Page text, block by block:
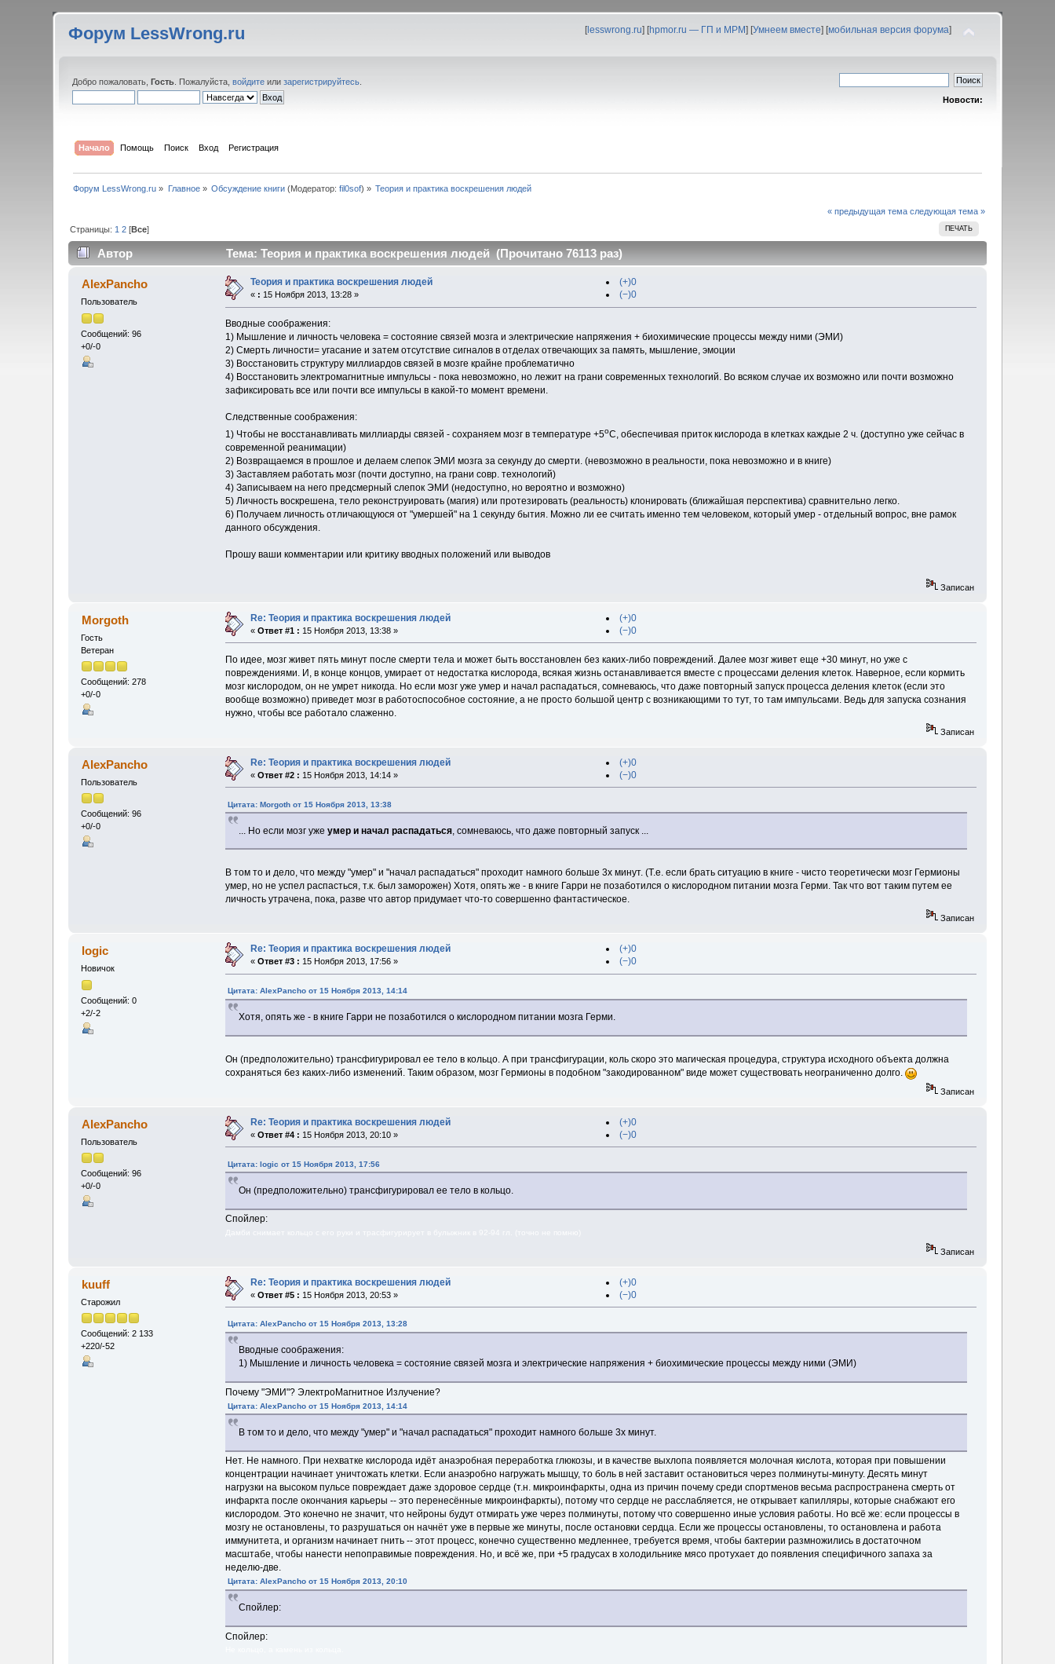
Форум LessWrong.ru [lesswrong.ru] [hpmor.ru — ГП и МРМ] [Умнеем вместе] [мобильная версия форума]
Добро пожаловать,Гость . Пожалуйста,войдите илизарегистрируйтесь
Новости:
Начало Помощь Поиск Вход Регистрация
Форум LessWrong.ru » Главное» Обсуждение книги (Модератор:fil0sof) » Теория и практика воскрешения людей
« предыдущая тема следующая тема »
ПЕЧАТЬ
Страницы: 1 2 [Все]
Автор Тема: Теория и практика воскрешения людей (Прочитано 76113 раз)
AlexPancho
Пользователь
Сообщений: 96
+0/-0
Теория и практика воскрешения людей
« : 15 Ноября 2013, 13:28 »
(+)0
(−)0
Вводные соображения:
1) Мышление и личность человека = состояние связей мозга и электрические напряжения + биохимические процессы между ними (ЭМИ)
2) Смерть личности= угасание и затем отсутствие сигналов в отделах отвечающих за память, мышление, эмоции
3) Восстановить структуру миллиардов связей в мозге крайне проблематично
4) Восстановить электромагнитные импульсы - пока невозможно, но лежит на грани современных технологий. Во всяком случае их возможно или почти возможно
зафиксировать все или почти все импульсы в какой-то момент времени.
Следственные соображения:
1) Чтобы не восстанавливать миллиарды связей - сохраняем мозг в температуре +5оС, обеспечивая приток кислорода в клетках каждые 2 ч. (доступно уже сейчас в
современной реанимации)
2) Возвращаемся в прошлое и делаем слепок ЭМИ мозга за секунду до смерти. (невозможно в реальности, пока невозможно и в книге)
3) Заставляем работать мозг (почти доступно, на грани совр. технологий)
4) Записываем на него предсмерный слепок ЭМИ (недоступно, но вероятно и возможно)
5) Личность воскрешена, тело реконструировать (магия) или протезировать (реальность) клонировать (ближайшая перспектива) сравнительно легко.
6) Получаем личность отличающуюся от "умершей" на 1 секунду бытия. Можно ли ее считать именно тем человеком, который умер - отдельный вопрос, вне рамок
данного обсуждения.
Прошу ваши комментарии или критику вводных положений или выводов
Записан
Morgoth
Гость
Ветеран
Сообщений: 278
+0/-0
Re: Теория и практика воскрешения людей
«Ответ #1 : 15 Ноября 2013, 13:38 »
(+)0
(−)0
По идее, мозг живет пять минут после смерти тела и может быть восстановлен без каких-либо повреждений. Далее мозг живет еще +30 минут, но уже с
повреждениями. И, в конце концов, умирает от недостатка кислорода, всякая жизнь останавливается вместе с процессами деления клеток. Наверное, если кормить
мозг кислородом, он не умрет никогда. Но если мозг уже умер и начал распадаться, сомневаюсь, что даже повторный запуск процесса деления клеток (если это
вообще возможно) приведет мозг в работоспособное состояние, а не просто большой центр с возникающими то тут, то там импульсами. Ведь для запуска сознания
нужно, чтобы все работало слаженно.
Записан
AlexPancho
Пользователь
Сообщений: 96
+0/-0
Re: Теория и практика воскрешения людей
«Ответ #2 : 15 Ноября 2013, 14:14 »
(+)0
(−)0
Цитата: Morgoth от 15 Ноября 2013, 13:38
... Но если мозг ужеумер и начал распадаться , сомневаюсь, что даже повторный запуск ...
В том то и дело, что между "умер" и "начал распадаться" проходит намного больше 3х минут. (Т.е. если брать ситуацию в книге - чисто теоретически мозг Гермионы
умер, но не успел распасться, т.к. был заморожен) Хотя, опять же - в книге Гарри не позаботился о кислородном питании мозга Герми. Так что вот таким путем ее
личность утрачена, пока, разве что автор придумает что-то совершенно фантастическое.
Записан
logic
Новичок
Сообщений: 0
+2/-2
Re: Теория и практика воскрешения людей
«Ответ #3 : 15 Ноября 2013, 17:56 »
(+)0
(−)0
Цитата: AlexPancho от 15 Ноября 2013, 14:14
Хотя, опять же - в книге Гарри не позаботился о кислородном питании мозга Герми.
Он (предположительно) трансфигурировал ее тело в кольцо. А при трансфигурации, коль скоро это магическая процедура, структура исходного объекта должна
сохраняться без каких-либо изменений. Таким образом, мозг Гермионы в подобном "закодированном" виде может существовать неограниченно долго.
Записан
AlexPancho
Пользователь
Сообщений: 96
+0/-0
Re: Теория и практика воскрешения людей
«Ответ #4 : 15 Ноября 2013, 20:10 »
(+)0
(−)0
Цитата: logic от 15 Ноября 2013, 17:56
Он (предположительно) трансфигурировал ее тело в кольцо.
Спойлер:
Дамби снимает кольцо с его руки и трасфигурирует в булыжник в 92-94 гл. (точно не помню)
Записан
kuuff
Старожил
Сообщений: 2 133
+220/-52
Re: Теория и практика воскрешения людей
«Ответ #5 : 15 Ноября 2013, 20:53 »
(+)0
(−)0
Цитата: AlexPancho от 15 Ноября 2013, 13:28
Вводные соображения:
1) Мышление и личность человека = состояние связей мозга и электрические напряжения + биохимические процессы между ними (ЭМИ)
Почему "ЭМИ"? ЭлектроМагнитное Излучение?
Цитата: AlexPancho от 15 Ноября 2013, 14:14
В том то и дело, что между "умер" и "начал распадаться" проходит намного больше 3х минут.
Нет. Не намного. При нехватке кислорода идёт анаэробная переработка глюкозы, и в качестве выхлопа появляется молочная кислота, которая при повышении
концентрации начинает уничтожать клетки. Если анаэробно нагружать мышцу, то боль в ней заставит остановиться через полминуты-минуту. Десять минут
нагрузки на высоком пульсе повреждает даже здоровое сердце (т.н. микроинфаркты, одна из причин почему среди спортменов весьма распространена смерть от
инфаркта после окончания карьеры -- это перенесённые микроинфаркты), потому что сердце не расслабляется, не открывает капилляры, которые снабжают его
кислородом. Это конечно не значит, что нейроны будут отмирать уже через полминуты, потому что совершенно иные условия работы. Но всё же: если процессы в
мозгу не остановлены, то разрушаться он начнёт уже в первые же минуты, после остановки сердца. Если же процессы остановлены, то остановлена и работа
иммунитета, и организм начинает гнить -- этот процесс, конечно существенно медленнее, требуется время, чтобы бактерии размножились в достаточном
масштабе, чтобы нанести непоправимые повреждения. Но, и всё же, при +5 градусах в холодильнике мясо протухает до появления специфичного запаха за
неделю-две.
Цитата: AlexPancho от 15 Ноября 2013, 20:10
Спойлер:
Спойлер: